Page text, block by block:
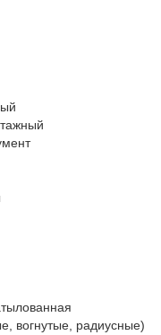
вогнутые, радиусные)